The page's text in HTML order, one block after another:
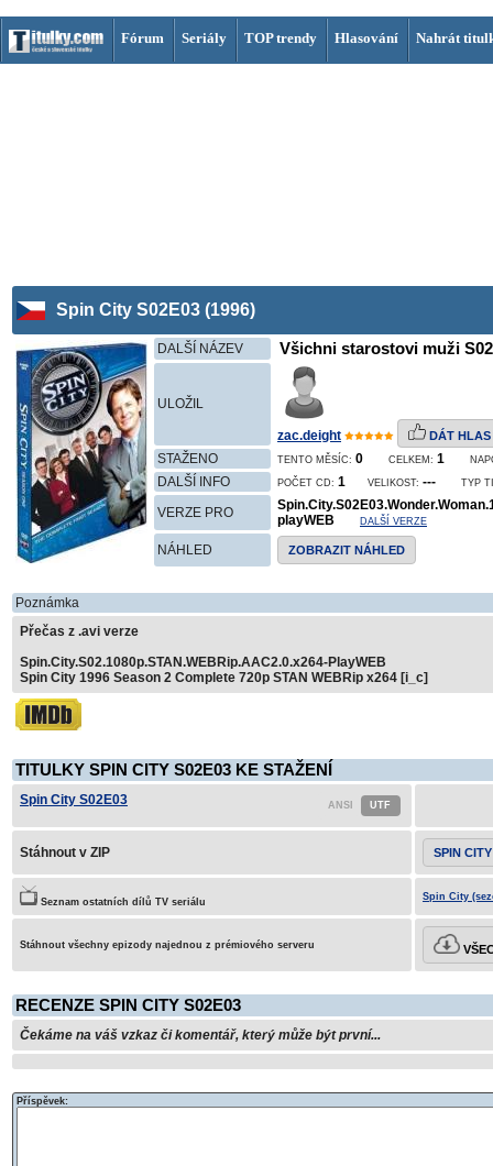
Fórum Seriály TOP trendy Hlasování Nahrát
Spin City S02E03 (1996)
DALŠÍ NÁZEV Všichni starostovi muži
ULOŽIL
zac.deight DÁT HLAS
STAŽENO TENTO MĚSÍC: 0 CELKEM: 1
DALŠÍ INFO POČET CD: 1 VELIKOST: --- TYP
VERZE PRO
playWEB
DALŠÍ VERZE
NÁHLED ZOBRAZIT NÁHLED
Poznámka
Přečas z .avi verze
Spin.City.S02.1080p.STAN.WEBRip.AAC2.0.x264-PlayWEB
Spin City 1996 Season 2 Complete 720p STAN WEBRip x264 [i_c]
TITULKY SPIN CITY S02E03 KE STAŽENÍ
Spin City S02E03
Stáhnout v ZIP SPIN
Seznam ostatních dílů TV seriálu Spin City
Stáhnout všechny epizody najednou z prémiového serveru
RECENZE SPIN CITY S02E03
Čekáme na váš vzkaz či komentář, který může být první...
Příspěvek: